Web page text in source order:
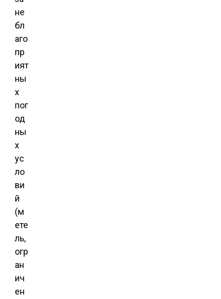
не
бл
аго
пр
ият
ны
х
пог
од
ны
х
ус
ло
ви
й
(м
ете
ль,
огр
ан
ич
ен